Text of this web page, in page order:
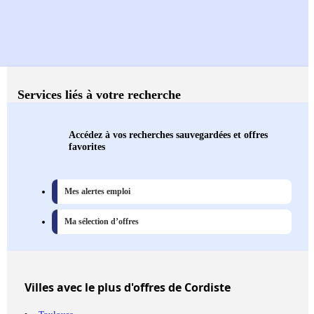
Services liés à votre recherche
Accédez à vos recherches sauvegardées et offres
favorites
Mes alertes emploi
Ma sélection d’offres
Villesavec le plus d'offres de Cordiste